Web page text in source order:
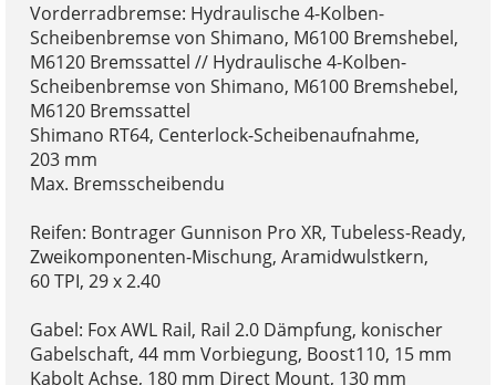
Vorderradbremse: Hydraulische 4-Kolben-
Scheibenbremse von Shimano, M6100 Bremshebel,
M6120 Bremssattel // Hydraulische 4-Kolben-
Scheibenbremse von Shimano, M6100 Bremshebel,
M6120 Bremssattel
Shimano RT64, Centerlock-Scheibenaufnahme,
203 mm
Max. Bremsscheibendu
Reifen: Bontrager Gunnison Pro XR, Tubeless-Ready,
Zweikomponenten-Mischung, Aramidwulstkern,
60 TPI, 29 x 2.40
Gabel: Fox AWL Rail, Rail 2.0 Dämpfung, konischer
Gabelschaft, 44 mm Vorbiegung, Boost110, 15 mm
Kabolt Achse, 180 mm Direct Mount, 130 mm